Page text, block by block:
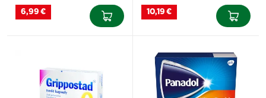
6,99 € 10,19 €